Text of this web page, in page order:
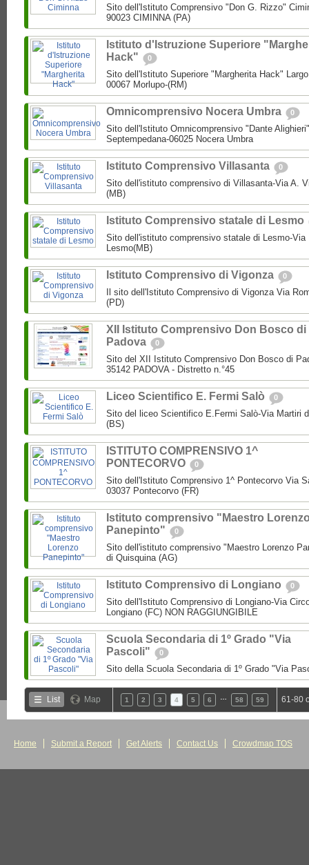
Sito dell'Istituto Comprensivo "Don G. Rizzo"
90023 CIMINNA (PA)
Istituto d'Istruzione Superiore
Hack"
0
Sito dell'Istituto Superiore "Margherita Hack"
00067 Morlupo-(RM)
Omnicomprensivo Nocera Umbra 0
Sito dell'Istituto Omnicomprensivo "Dante
Septempedana-06025 Nocera Umbra
Istituto Comprensivo Villasanta 0
Sito dell'istituto comprensivo di Villasanta-Via A.
(MB)
Istituto Comprensivo statale di Lesmo
Sito dell'istituto comprensivo statale di Lesmo-Via
Lesmo(MB)
Istituto Comprensivo di Vigonza 0
Il sito dell'Istituto Comprensivo di Vigonza Via
(PD)
XII Istituto Comprensivo Don Bosco di
Padova
0
Sito del XII Istituto Comprensivo Don Bosco di
35142 PADOVA - Distretto n.°45
Liceo Scientifico E. Fermi Salò 0
Sito del liceo Scientifico E.Fermi Salò-Via Martiri
(BS)
ISTITUTO COMPRENSIVO 1^
PONTECORVO
0
Sito dell'Istituto Comprensivo 1^ Pontecorvo Via
03037 Pontecorvo (FR)
Istituto comprensivo "Maestro
Panepinto"
0
Sito dell'istituto comprensivo "Maestro Lorenzo
di Quisquina (AG)
Istituto Comprensivo di Longiano 0
Sito dell'Istituto Comprensivo di Longiano-Via
Longiano (FC) NON RAGGIUNGIBILE
Scuola Secondaria di 1º Grado "Via
Pascoli"
0
Sito della Scuola Secondaria di 1º Grado "Via
List Map 1 2 3 4 5 6 58 59 61-80
Home Submit a Report Get Alerts Contact Us Crowdmap TOS